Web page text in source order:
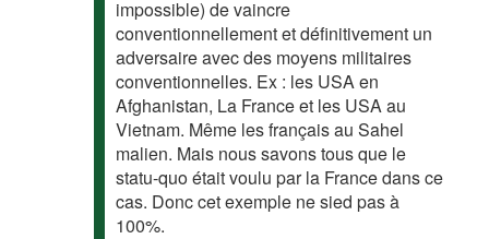
impossible) de vaincre
conventionnellement et définitivement un
adversaire avec des moyens militaires
conventionnelles. Ex : les USA en
Afghanistan, La France et les USA au
Vietnam. Même les français au Sahel
malien. Mais nous savons tous que le
statu-quo était voulu par la France dans ce
cas. Donc cet exemple ne sied pas à
100%.